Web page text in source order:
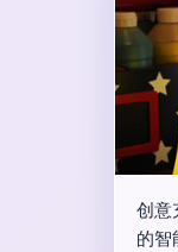
创意
的智